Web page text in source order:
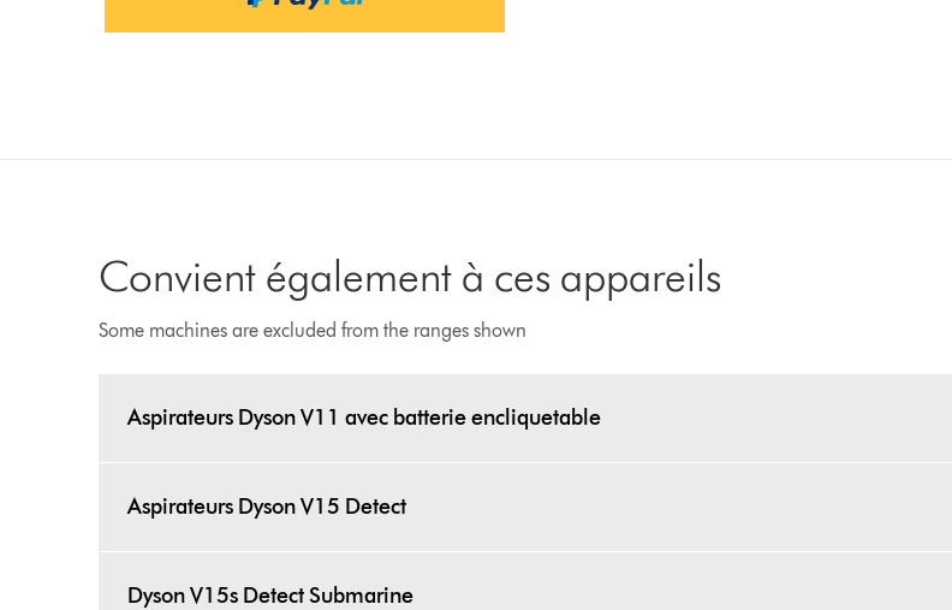
Convient également à ces appareils
Some machines are excluded from the ranges shown
Aspirateurs Dyson V11 avec batterie encliquetable
Aspirateurs Dyson V15 Detect
Dyson V15s Detect Submarine